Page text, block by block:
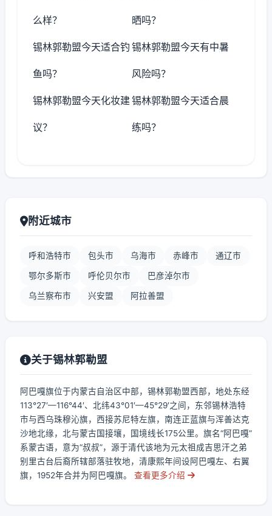
么样？ 晒吗？
锡林郭勒盟今天适合钓
鱼吗？
锡林郭勒盟今天有中暑
风险吗？
锡林郭勒盟今天化妆建
议？
锡林郭勒盟今天适合晨
练吗？
附近城市
呼和浩特市 包头市 乌海市 赤峰市 通辽市
鄂尔多斯市 呼伦贝尔市 巴彦淖尔市
乌兰察布市 兴安盟 阿拉善盟
关于锡林郭勒盟
阿巴嘎旗位于内蒙古自治区中部，锡林郭勒盟西部，地处东经
113°27′—116°44′、北纬43°01′—45°29′之间，东邻锡林浩特
市与西乌珠穆沁旗，西接苏尼特左旗，南连正蓝旗与浑善达克
沙地北缘，北与蒙古国接壤，国境线长175公里。旗名“阿巴嘎”
系蒙古语，意为“叔叔”，源于清代该地为元太祖成吉思汗之弟
别里古台后裔所辖部落驻牧地，清康熙年间设阿巴嘎左、右翼
旗，1952年合并为阿巴嘎旗。
查看更多介绍